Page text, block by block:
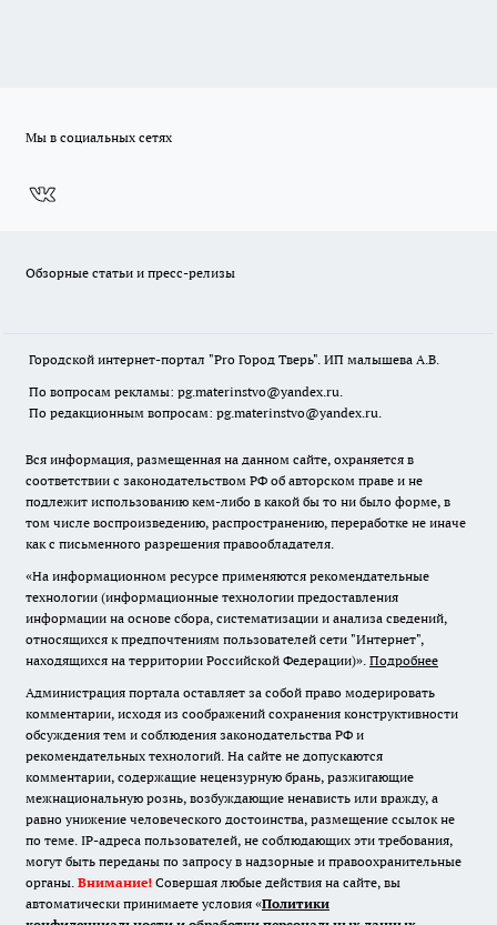
Мы в социальных сетях
Обзорные статьи и пресс-релизы
Городской интернет-портал "Pro Город Тверь". ИП малышева А.В.
По вопросам рекламы: pg.materinstvo@yandex.ru.
По редакционным вопросам: pg.materinstvo@yandex.ru.
Вся информация, размещенная на данном сайте, охраняется в
соответствии с законодательством РФ об авторском праве и не
подлежит использованию кем-либо в какой бы то ни было форме, в
том числе воспроизведению, распространению, переработке не иначе
как с письменного разрешения правообладателя.
«На информационном ресурсе применяются рекомендательные
технологии (информационные технологии предоставления
информации на основе сбора, систематизации и анализа сведений,
относящихся к предпочтениям пользователей сети "Интернет",
находящихся на территории Российской Федерации)». Подробнее
Администрация портала оставляет за собой право модерировать
комментарии, исходя из соображений сохранения конструктивности
обсуждения тем и соблюдения законодательства РФ и
рекомендательных технологий. На сайте не допускаются
комментарии, содержащие нецензурную брань, разжигающие
межнациональную рознь, возбуждающие ненависть или вражду, а
равно унижение человеческого достоинства, размещение ссылок не
по теме. IP-адреса пользователей, не соблюдающих эти требования,
могут быть переданы по запросу в надзорные и правоохранительные
органы. Внимание! Совершая любые действия на сайте, вы
автоматически принимаете условия «Политики